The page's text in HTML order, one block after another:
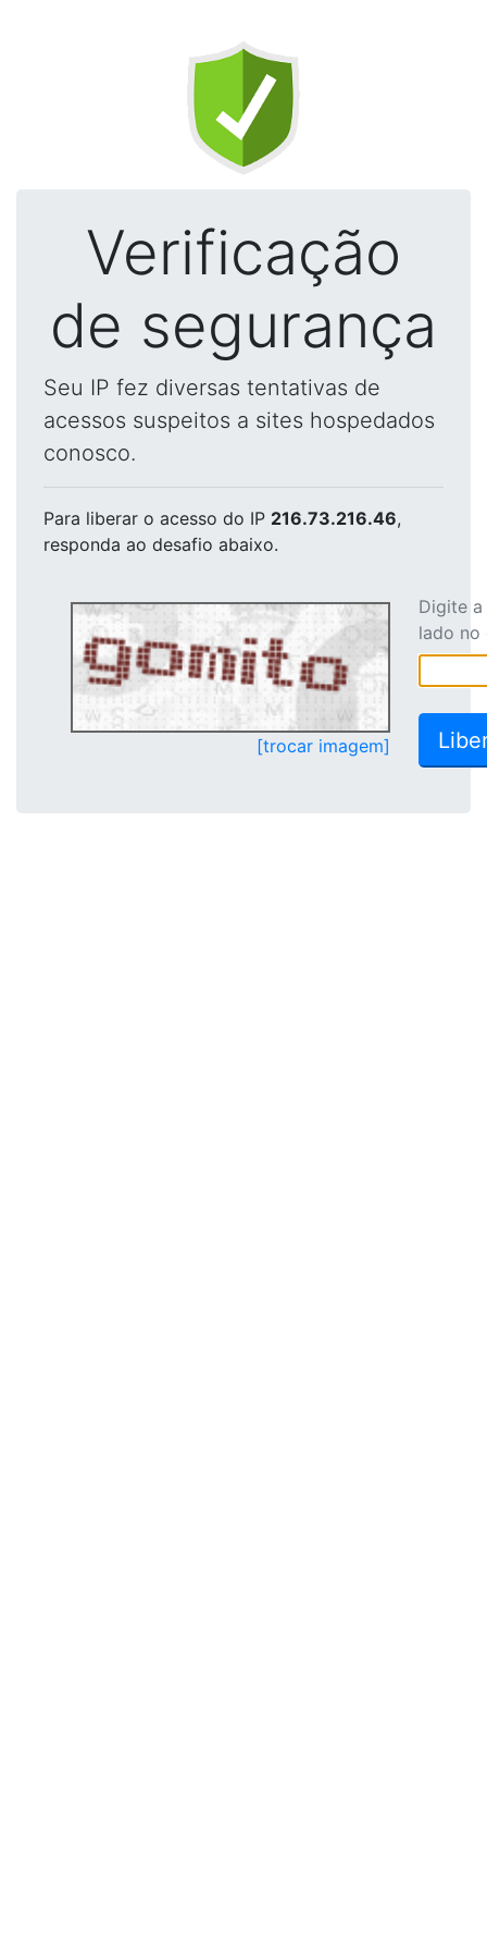
Verificação
de segurança
Seu IP fez diversas tentativas de
acessos suspeitos a sites hospedados
conosco.
Para liberar o acesso do IP 216.73.216.46,
responda ao desafio abaixo.
[trocar imagem]
Digite
lado no